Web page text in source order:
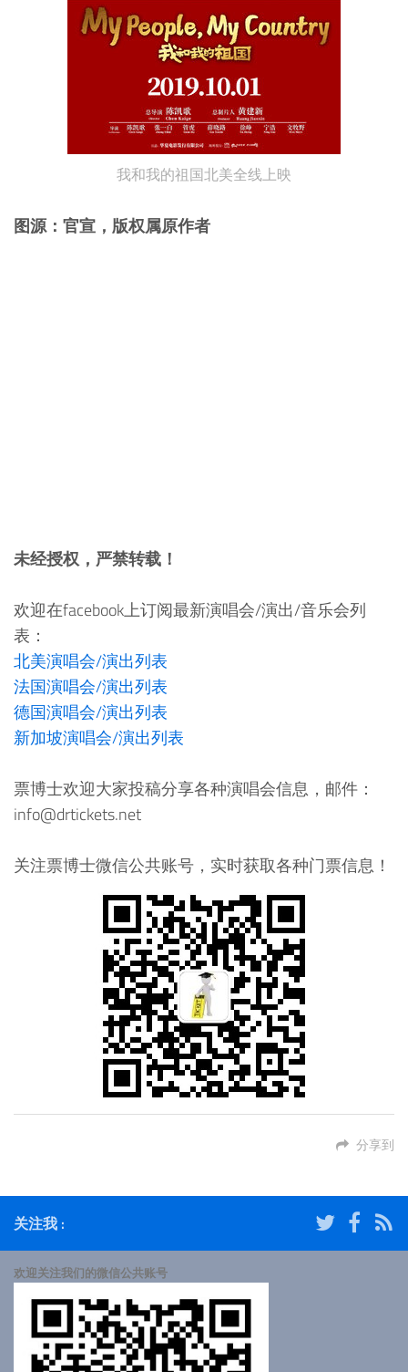
我和我的祖国北美全线上映
图源：官宣，版权属原作者
未经授权，严禁转载！
欢迎在facebook上订阅最新演唱会/演出/音乐会列
表：
北美演唱会/演出列表
法国演唱会/演出列表
德国演唱会/演出列表
新加坡演唱会/演出列表
票博士欢迎大家投稿分享各种演唱会信息，邮件：
info@drtickets.net
关注票博士微信公共账号，实时获取各种门票信息！
分享到
关注我 :
欢迎关注我们的微信公共账号